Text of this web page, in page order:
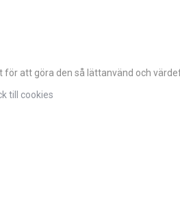
att göra den så lättanvänd och
till cookies